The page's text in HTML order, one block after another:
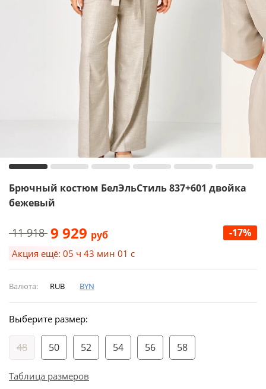
Брючный костюм БелЭльСтиль 837+601 двойка
бежевый
11 918 9 929 руб -17%
Акция ещё: 05 ч 43 мин 01 с
Валюта: RUB BYN
Выберите размер:
48 50 52 54 56 58
Таблица размеров